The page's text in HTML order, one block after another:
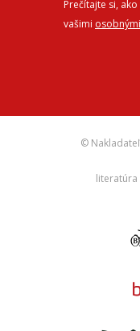
Prečítajte si,
vašimi
©
literatúra